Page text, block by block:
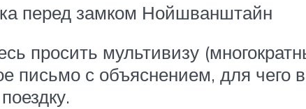
перед замком Нойшванштайн
просить мультивизу
письмо с объяснением, для чего